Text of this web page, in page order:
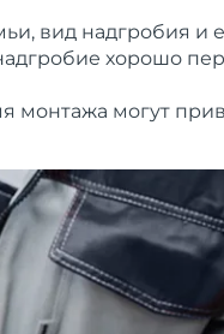
вид надгробия и
хорошо
могут